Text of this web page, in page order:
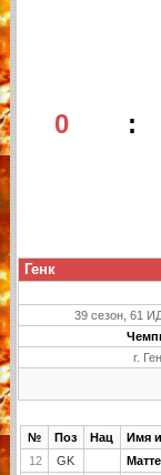
0 :
Генк
39 сезон, 61
г.
№ Поз Нац Имя
12
GK